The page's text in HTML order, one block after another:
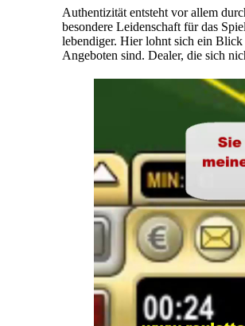
Authentizität entsteht vor allem
besondere Leidenschaft für das
lebendiger. Hier lohnt sich ein
Angeboten sind. Dealer, die sich